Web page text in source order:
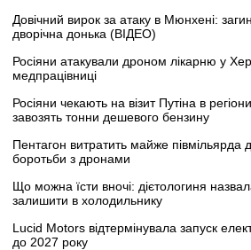
Довічний вирок за атаку в Мюнхені:
дворічна донька (ВІДЕО)
Росіяни атакували дроном лікарню у
медпрацівниці
Росіяни чекають на візит Путіна в
завозять тонни дешевого бензину
Пентагон витратить майже півмільярда
боротьби з дронами
Що можна їсти вночі: дієтологиня
залишити в холодильнику
Lucid Motors відтермінувала запуск
до 2027 року